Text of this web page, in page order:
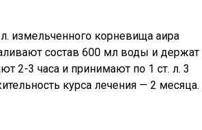
измельченного корневища аира
состав 600 мл воды и держат
2-3 часа и принимают по 1 ст. л. 3
курса лечения — 2 месяца.